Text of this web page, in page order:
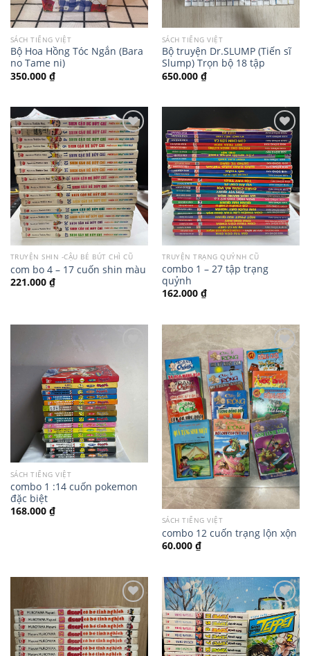
SÁCH TIẾNG VIỆT
Bộ Hoa Hồng Tóc Ngắn (Bara
no Tame ni)
350.000 ₫
SÁCH TIẾNG VIỆT
Bộ truyện Dr.SLUMP (Tiến sĩ
Slump) Trọn bộ 18 tập
650.000 ₫
TRUYỆN SHIN -CẬU BÉ BÚT CHÌ CŨ
com bo 4 – 17 cuốn shin màu
221.000 ₫
TRUYỆN TRẠNG QUỶNH CŨ
combo 1 – 27 tập trạng
quỷnh
162.000 ₫
SÁCH TIẾNG VIỆT
combo 1 :14 cuốn pokemon
đặc biệt
168.000 ₫
SÁCH TIẾNG VIỆT
combo 12 cuốn trạng lộn xộn
60.000 ₫